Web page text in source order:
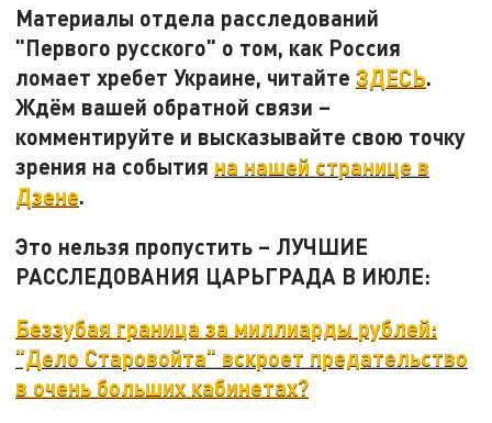
Материалы отдела расследований
"Первого русского" о том, как Россия
ломает хребет Украине, читайтеЗДЕСЬ.
Ждём вашей обратной связи –
комментируйте и высказывайте свою точку
зрения на события на нашей странице в
Дзене.
Это нельзя пропустить – ЛУЧШИЕ
РАССЛЕДОВАНИЯ ЦАРЬГРАДА В ИЮЛЕ:
Беззубая граница за миллиарды рублей:
"Дело Старовойта" вскроет предательство
в очень больших кабинетах?